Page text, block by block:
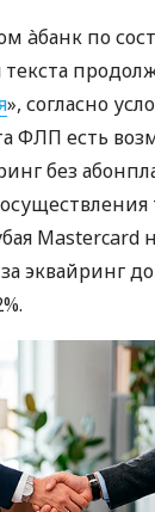
àбанк по
», согласно
ФЛП есть
без
Mastercard
эквайринг до